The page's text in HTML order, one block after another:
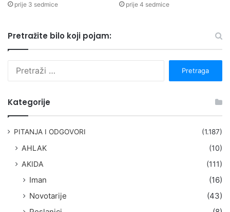
prije 3 sedmice prije 4 sedmice
Pretražite bilo koji pojam:
Kategorije
PITANJA I ODGOVORI (1.187)
AHLAK
(10)
AKIDA
(111)
Iman
(16)
Novotarije
(43)